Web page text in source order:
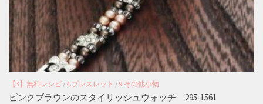
【3】無料レシピ /4.ブレスレット / 9.その他小物
ピンクブラウンのスタイリッシュウォッチ 295-1561